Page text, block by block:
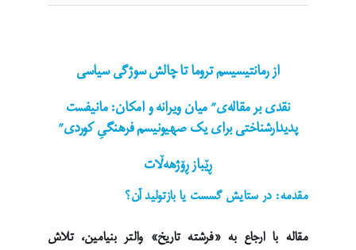
از رمانتیسیسم تروما تا چالش سوژگی سیاسی
نقدی بر مقالەی” میان ویرانه و امکان: مانیفست
پدیدارشناختی برای یک صهیونیسم فرهنگیِ کوردی”
ڕێباز ڕۆژهەڵات
مقدمه: در ستایش گسست یا بازتولید آن؟
مقاله با ارجاع به «فرشته تاریخ» والتر بنیامین، تلاش